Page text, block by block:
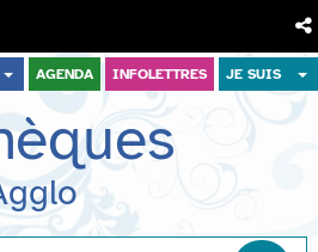
AGENDA INFOLETTRES JE SUIS